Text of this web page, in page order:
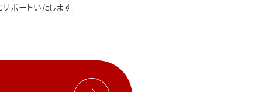
ポートいたします。